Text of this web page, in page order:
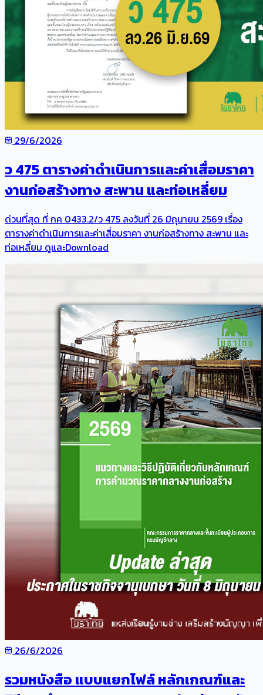
29/6/2026
ว 475 ตารางค่าดำเนินการและค่าเสื่อมราคา
งานก่อสร้างทาง สะพาน และท่อเหลี่ยม
ด่วนที่สุด ที่ กค 0433.2/ว 475 ลงวันที่ 26 มิถุนายน 2569 เรื่อง
ตารางค่าดำเนินการและค่าเสื่อมราคา งานก่อสร้างทาง สะพาน และ
ท่อเหลี่ยม ดูและDownload
26/6/2026
รวมหนังสือ แบบแยกไฟล์ หลักเกณฑ์และ